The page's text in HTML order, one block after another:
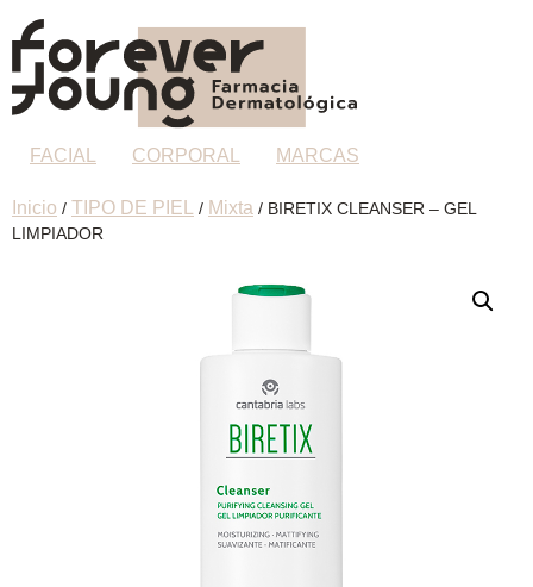
FACIAL CORPORAL MARCAS
Inicio / TIPO DE PIEL / Mixta / BIRETIX CLEANSER – GEL
LIMPIADOR